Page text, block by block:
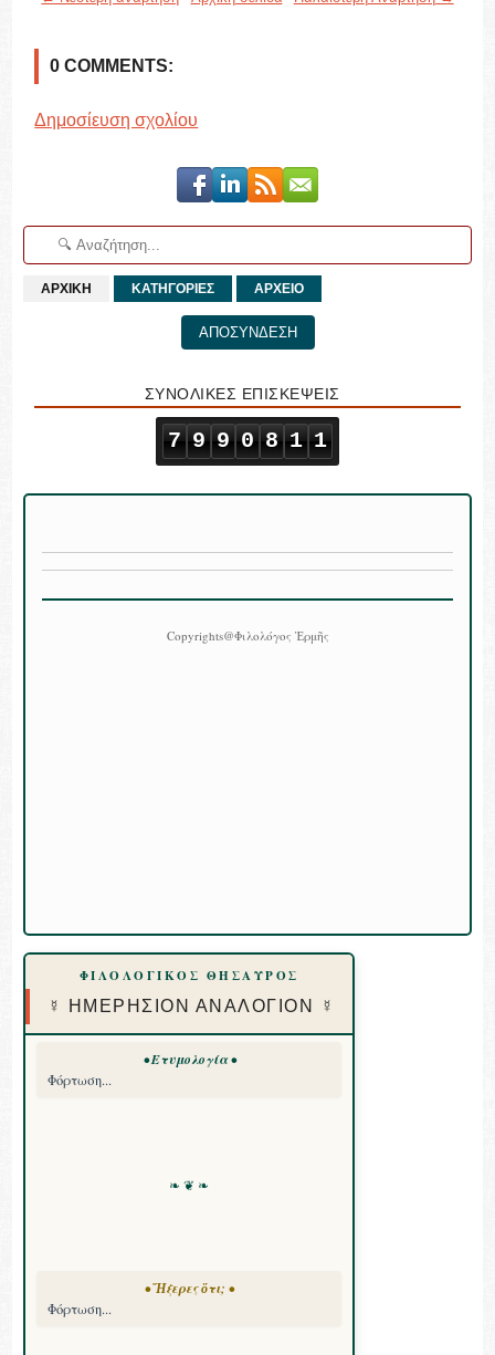
0 COMMENTS:
Δημοσίευση σχολίου
ΑΡΧΙΚΗ ΚΑΤΗΓΟΡΙΕΣ ΑΡΧΕΙΟ
ΑΠΟΣΥΝΔΕΣΗ
ΣΥΝΟΛΙΚΕΣ ΕΠΙΣΚΕΨΕΙΣ
7 9 9 0 8 1 1
Copyrights@Φιλολόγος Ἑρμῆς
ΦΙΛΟΛΟΓΙΚΟΣ ΘΗΣΑΥΡΟΣ
☿ ΗΜΕΡΗΣΙΟΝ ΑΝΑΛΟΓΙΟΝ ☿
• Ετυμολογία •
Φόρτωση...
❧ ❦ ❧
• Ἤξερες ὅτι; •
Φόρτωση...